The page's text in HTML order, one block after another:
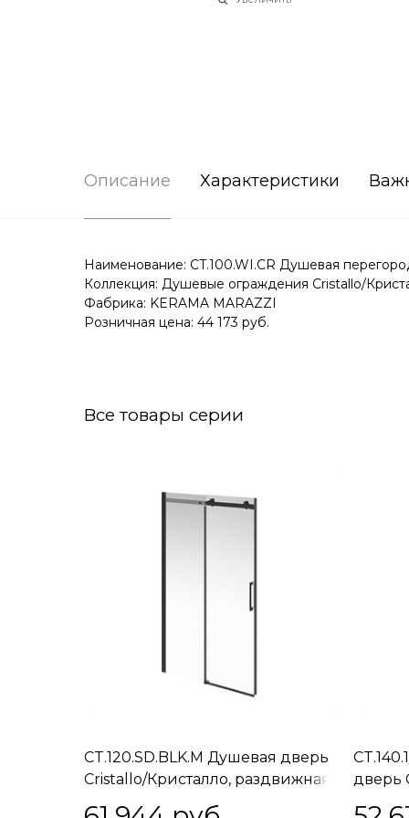
Описание Характеристики
Наименование: CT.100.WI.CR Душевая
Коллекция: Душевые ограждения Cristallo/
Фабрика: KERAMA MARAZZI
Розничная цена: 44 173 руб.
Все товары серии
CT.120.SD.BLK.M Душевая дверь
Cristallo/Кристалло, раздвижная
с функцией плавного
дверь